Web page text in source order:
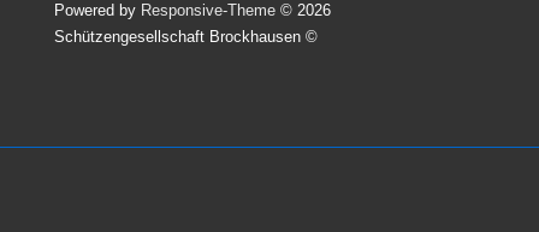
Powered by Responsive-Theme © 2026
Schützengesellschaft Brockhausen ©